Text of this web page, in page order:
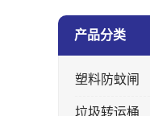
产品分类
塑料防蚊闸
垃圾转运桶